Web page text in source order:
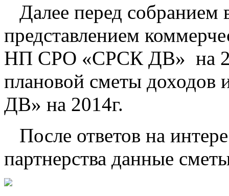
Далее перед собранием
представлением
НП СРО «СРСК ДВ» на
плановой сметы
ДВ» на 2014г.
После ответов на
партнерства данные